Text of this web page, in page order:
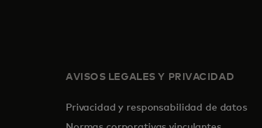
AVISOS LEGALES Y PRIVACIDAD
Privacidad y responsabilidad de datos